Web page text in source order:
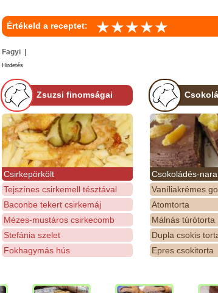
Értékeld a receptet:
Fagyi |
Hirdetés
Zsuzsi finomságai
Csirkepörkölt
Tejszínes csirkemell tésztával
Baconbe tekert csirkemáj
Mézes-mustáros csirkecomb
Stefánia szelet
Fokhagymás hús
Csokoládés-
Vaníliakrémes
Atomtorta
Málnás túrótorta
Dupla csokis
Epres csokitorta